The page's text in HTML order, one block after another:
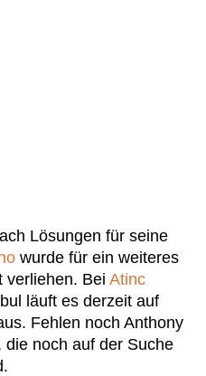
Lösungen für seine
wurde für ein weiteres
verliehen. Bei Atinc
läuft es derzeit auf
Fehlen noch Anthony
noch auf der Suche